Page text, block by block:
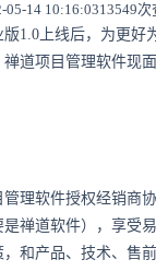
05-14 10:16:0313549次
1.0上线后，为更好
道项目管理软件现
理软件授权经销商
禅道软件），享受
和产品、技术、售前